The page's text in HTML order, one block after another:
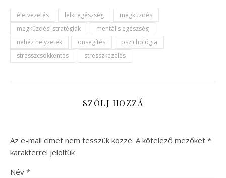
életvezetés lelki egészség
megküzdés
megküzdési stratégiák
mentális egészség
nehéz helyzetek
önsegítés
pszichológia
stresszcsökkentés
stresszkezelés
SZÓLJ HOZZÁ
Az e-mail címet nem tesszük közzé. A kötelező mezőket *
karakterrel jelöltük
Név *